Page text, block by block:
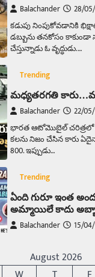
Balachander 28/
కడుపు నింపుకోవడానికి
డబ్బును తనకోసం
చేస్తున్నాడు ఓ వృద్ధుడు.…
Trending
మధ్యతరగతి
Balachander 22/
భారత ఆటోమొబైల్ చరిత్రలో
కలను నిజం చేసిన కారు
800. ఇప్పుడు…
Trending
ఏంది గురూ ఇంత
అమ్మాయిలే కాదు
Balachander 15/
బోమ్మ అని పిలుస్తాం.
అందంగా ఉంటారనే
August 2026